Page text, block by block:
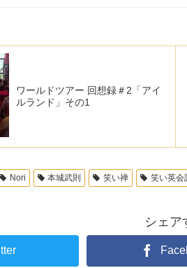
ワールドツアー 回想録＃2「アイ
ルランド」その1
Nori 本城武則 笑い禅 笑い英会
シェア